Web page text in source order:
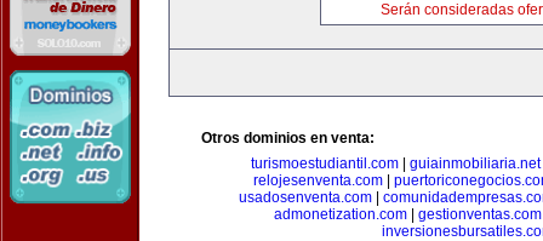
Serán consideradas
Otros dominios en venta:
turismoestudiantil.com| guiainmobiliaria.net
relojesenventa.com|
usadosenventa.com|
admonetization.com| gestionventas.com